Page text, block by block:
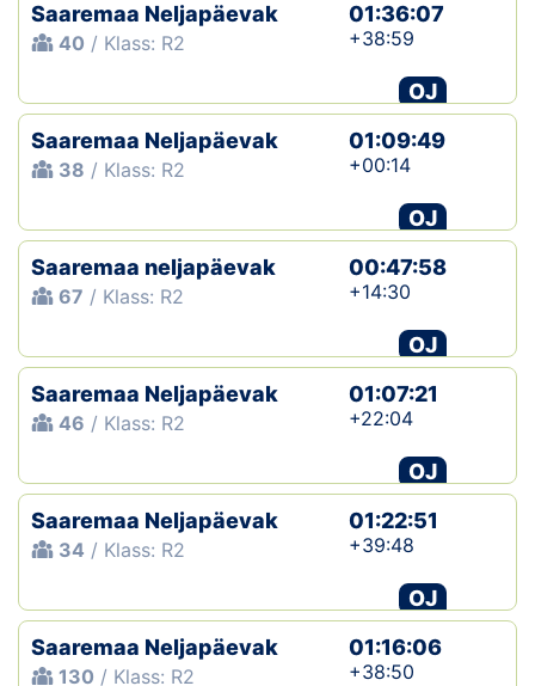
Püsirajad
Koolitused
OTSI
Saaremaa Neljapäevak
40 / Klass: R2
01:36:07
+38:59
OJ
Saaremaa Neljapäevak
38 / Klass: R2
01:09:49
+00:14
OJ
Saaremaa neljapäevak
67 / Klass: R2
00:47:58
+14:30
OJ
Saaremaa Neljapäevak
46 / Klass: R2
01:07:21
+22:04
OJ
Saaremaa Neljapäevak
34 / Klass: R2
01:22:51
+39:48
OJ
Saaremaa Neljapäevak
130 / Klass: R2
01:16:06
+38:50